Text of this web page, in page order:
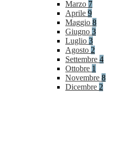
Marzo 7
Aprile 9
Maggio 8
Giugno 3
Luglio 3
Agosto 2
Settembre 4
Ottobre 1
Novembre 8
Dicembre 2